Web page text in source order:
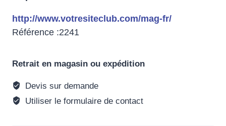
http://www.votresiteclub.com/mag-fr/
Référence :2241
Retrait en magasin ou expédition
Devis sur demande
Utiliser le formulaire de contact